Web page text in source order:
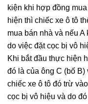
kiện khi hợp đồng
hiện thì chiếc xe ô tô
mua bán nhà và nếu
do việc đặt cọc bị vô
Khi bắt đầu thực hiện
đó là của ông C (bố
chiếc xe ô tô đó trừ
cọc bị vô hiệu và do